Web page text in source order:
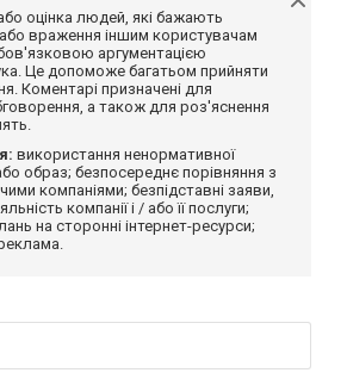
оцінка людей, які бажають
враження іншим користувачам
аргументацією
Це допоможе багатьом прийняти
Коментарі призначені для
а також для роз'яснення
використання ненормативної
образ; безпосереднє порівняння з
компаніями; безпідставні заяви,
компанії і / або її послуги;
на сторонні інтернет-ресурси;